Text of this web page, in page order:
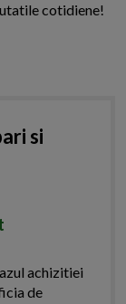
cotidiene!
si
achizitiei
de